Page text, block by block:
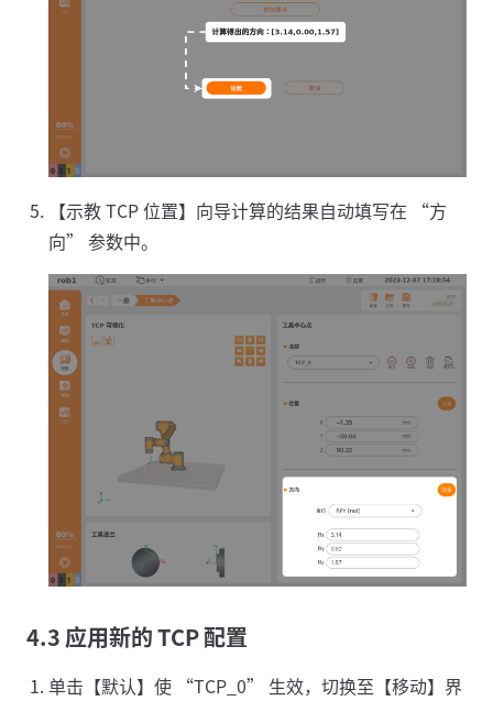
【示教 TCP 位置】向导计算的结果自动填写在 “方
向” 参数中。
4.3 应用新的 TCP 配置
单击【默认】使 “TCP_0” 生效，切换至【移动】界